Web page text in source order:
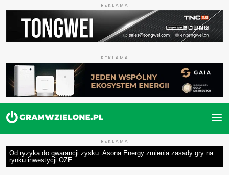
REKLAMA
REKLAMA
REKLAMA
Od ryzyka do gwarancji zysku. Asona Energy zmienia zasady gry na
rynku inwestycji OZE